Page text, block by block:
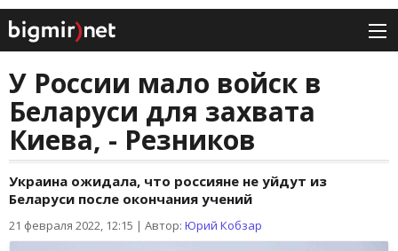
У России мало войск в
Беларуси для захвата
Киева, - Резников
Украина ожидала, что россияне не уйдут из
Беларуси после окончания учений
21 февраля 2022, 12:15 | Автор: Юрий Кобзар